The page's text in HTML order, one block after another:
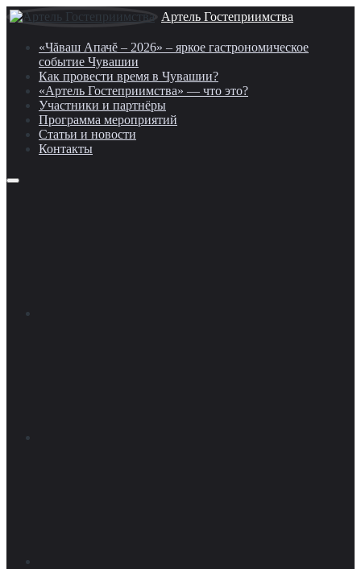
Артель Гостеприимства
«Чăваш Апачĕ – 2026» – яркое гастрономическое
событие Чувашии
Как провести время в Чувашии?
«Артель Гостеприимства» — что это?
Участники и партнёры
Программа мероприятий
Статьи и новости
Контакты